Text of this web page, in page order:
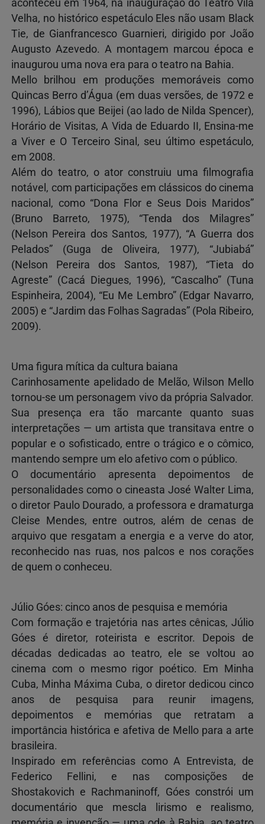
aconteceu em 1964, na inauguração do Teatro Vila
Velha, no histórico espetáculo Eles não usam Black
Tie, de Gianfrancesco Guarnieri, dirigido por João
Augusto Azevedo. A montagem marcou época e
inaugurou uma nova era para o teatro na Bahia.
Mello brilhou em produções memoráveis como
Quincas Berro d’Água (em duas versões, de 1972 e
1996), Lábios que Beijei (ao lado de Nilda Spencer),
Horário de Visitas, A Vida de Eduardo II, Ensina-me
a Viver e O Terceiro Sinal, seu último espetáculo,
em 2008.
Além do teatro, o ator construiu uma filmografia
notável, com participações em clássicos do cinema
nacional, como “Dona Flor e Seus Dois Maridos”
(Bruno Barreto, 1975), “Tenda dos Milagres”
(Nelson Pereira dos Santos, 1977), “A Guerra dos
Pelados” (Guga de Oliveira, 1977), “Jubiabá”
(Nelson Pereira dos Santos, 1987), “Tieta do
Agreste” (Cacá Diegues, 1996), “Cascalho” (Tuna
Espinheira, 2004), “Eu Me Lembro” (Edgar Navarro,
2005) e “Jardim das Folhas Sagradas” (Pola Ribeiro,
2009).
Uma figura mítica da cultura baiana
Carinhosamente apelidado de Melão, Wilson Mello
tornou-se um personagem vivo da própria Salvador.
Sua presença era tão marcante quanto suas
interpretações — um artista que transitava entre o
popular e o sofisticado, entre o trágico e o cômico,
mantendo sempre um elo afetivo com o público.
O documentário apresenta depoimentos de
personalidades como o cineasta José Walter Lima,
o diretor Paulo Dourado, a professora e dramaturga
Cleise Mendes, entre outros, além de cenas de
arquivo que resgatam a energia e a verve do ator,
reconhecido nas ruas, nos palcos e nos corações
de quem o conheceu.
Júlio Góes: cinco anos de pesquisa e memória
Com formação e trajetória nas artes cênicas, Júlio
Góes é diretor, roteirista e escritor. Depois de
décadas dedicadas ao teatro, ele se voltou ao
cinema com o mesmo rigor poético. Em Minha
Cuba, Minha Máxima Cuba, o diretor dedicou cinco
anos de pesquisa para reunir imagens,
depoimentos e memórias que retratam a
importância histórica e afetiva de Mello para a arte
brasileira.
Inspirado em referências como A Entrevista, de
Federico Fellini, e nas composições de
Shostakovich e Rachmaninoff, Góes constrói um
documentário que mescla lirismo e realismo,